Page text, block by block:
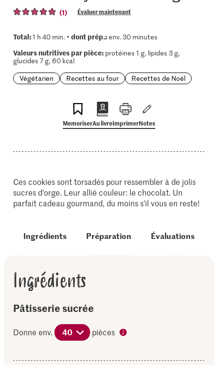
(1) Évaluer maintenant
Total:1 h 40 min. • dont prép.:env. 30 minutes
Valeurs nutritives par pièce:protéines 1 g, lipides 3 g,
glucides 7 g, 60 kcal
Végétarien
Recettes au four Recettes de Noël
MemoriserAu livreImprimerNotes
Ces cookies sont torsadés pour ressembler à de jolis
sucres d'orge. Leur allié couleur: le chocolat. Un
parfait cadeau gourmand, du moins s'il vous en reste!
Ingrédients Préparation Évaluations
Ingrédients
Pâtisserie sucrée
Donne env. 40 pièces